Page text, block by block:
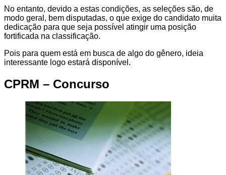
No entanto, devido a estas condições, as seleções são, de
modo geral, bem disputadas, o que exige do candidato muita
dedicação para que seja possível atingir uma posição
fortificada na classificação.
Pois para quem está em busca de algo do gênero, ideia
interessante logo estará disponível.
CPRM – Concurso